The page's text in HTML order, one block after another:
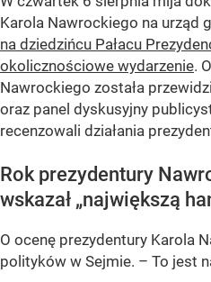
Karola Nawrockiego na urząd
na dziedzińcu Pałacu
okolicznościowe wydarzenie.
Nawrockiego została
oraz panel dyskusyjny
recenzowali działania
Rok prezydentury
wskazał „największą
O ocenę prezydentury Karola
polityków w Sejmie. – To jest